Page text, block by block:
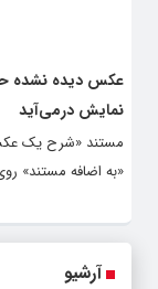
عکس دیده نشده
نمایش درمی‌آید
مستند «شرح یک
«به اضافه مستند»
آرشیو